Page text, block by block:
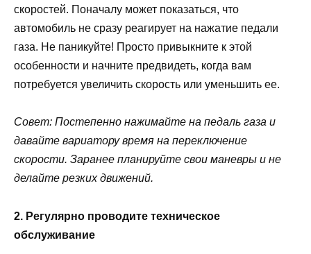
скоростей. Поначалу может показаться, что
автомобиль не сразу реагирует на нажатие педали
газа. Не паникуйте! Просто привыкните к этой
особенности и начните предвидеть, когда вам
потребуется увеличить скорость или уменьшить ее.
Совет: Постепенно нажимайте на педаль газа и
давайте вариатору время на переключение
скорости. Заранее планируйте свои маневры и не
делайте резких движений.
2. Регулярно проводите техническое
обслуживание